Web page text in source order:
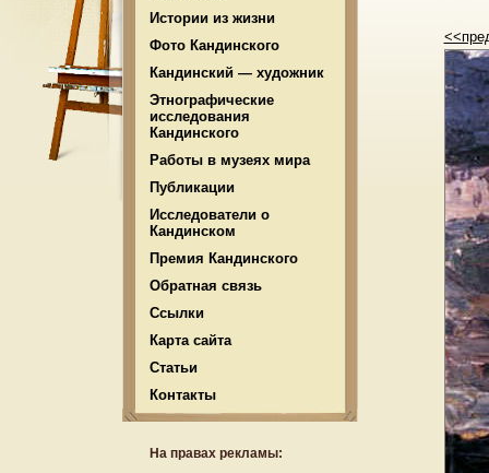
Истории из жизни
Фото Кандинского
Кандинский — художник
Этнографические
исследования
Кандинского
Работы в музеях мира
Публикации
Исследователи о
Кандинском
Премия Кандинского
Обратная связь
Ссылки
Карта сайта
Статьи
Контакты
На правах рекламы: